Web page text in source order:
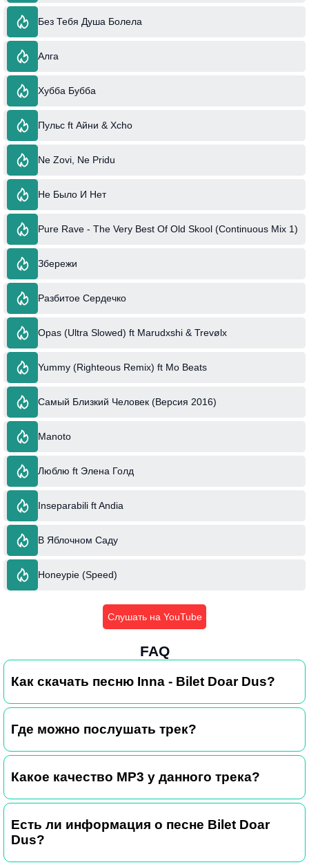
Без Тебя Душа Болела
Алга
Хубба Бубба
Пульс ft Айни & Xcho
Ne Zovi, Ne Pridu
Не Было И Нет
Pure Rave - The Very Best Of Old Skool (Continuous Mix 1)
Збережи
Разбитое Сердечко
Opas (Ultra Slowed) ft Marudxshi & Trevølx
Yummy (Righteous Remix) ft Mo Beats
Самый Близкий Человек (Версия 2016)
Manoto
Люблю ft Элена Голд
Inseparabili ft Andia
В Яблочном Саду
Honeypie (Speed)
Слушать на YouTube
FAQ
Как скачать песню Inna - Bilet Doar Dus?
Где можно послушать трек?
Какое качество MP3 у данного трека?
Есть ли информация о песне Bilet Doar
Dus?